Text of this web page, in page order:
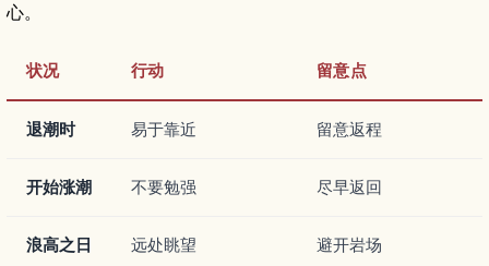
心。
状况 行动 留意点
退潮时 易于靠近 留意返程
开始涨潮 不要勉强 尽早返回
浪高之日 远处眺望 避开岩场